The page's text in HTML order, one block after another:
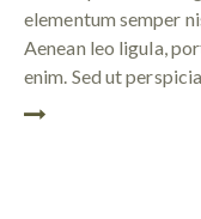
elementum semper
Aenean leo ligula,
enim. Sed ut